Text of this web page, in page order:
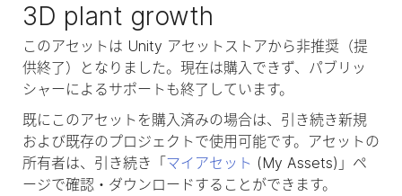
3D plant growth
このアセットは Unity アセットストアから非推奨（提
供終了）となりました。現在は購入できず、パブリッ
シャーによるサポートも終了しています。
既にこのアセットを購入済みの場合は、引き続き新規
および既存のプロジェクトで使用可能です。アセットの
所有者は、引き続き「 マイアセット (My Assets)」ペ
ージで確認・ダウンロードすることができます。